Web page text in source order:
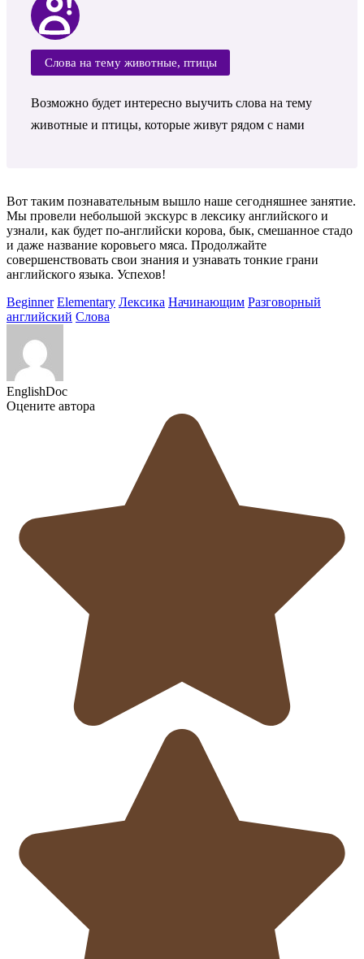
Слова на тему животные, птицы
Возможно будет интересно выучить слова на тему
животные и птицы, которые живут рядом с нами
Вот таким познавательным вышло наше сегодняшнее занятие.
Мы провели небольшой экскурс в лексику английского и
узнали, как будет по-английски корова, бык, смешанное стадо
и даже название коровьего мяса. Продолжайте
совершенствовать свои знания и узнавать тонкие грани
английского языка. Успехов!
Beginner Elementary Лексика Начинающим Разговорный
английский Слова
EnglishDoc
Оцените автора